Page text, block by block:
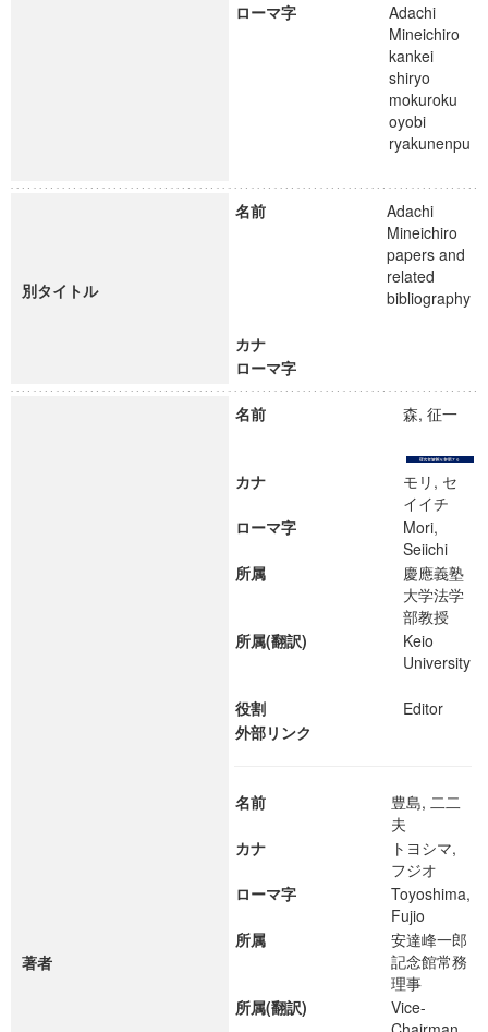
ローマ字
Adachi
Mineichiro
kankei
shiryo
mokuroku
oyobi
ryakunenpu
別タイトル
名前
Adachi
Mineichiro
papers and
related
bibliography
カナ
ローマ字
著者
名前 森, 征一
カナ
モリ, セ
イイチ
ローマ字
Mori,
Seiichi
所属
慶應義塾
大学法学
部教授
所属(翻訳)
Keio
University
役割
Editor
外部リンク
名前
豊島, 二二
夫
カナ
トヨシマ,
フジオ
ローマ字
Toyoshima,
Fujio
所属
安達峰一郎
記念館常務
理事
所属(翻訳)
Vice-